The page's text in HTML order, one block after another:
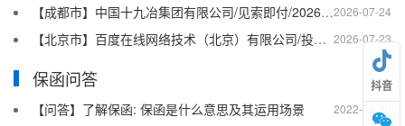
2026-07-24
【成都市】中国十九冶集团有限公司/见索即付/2026年银行履约保函四十一
2026-07-23
【北京市】百度在线网络技术（北京）有限公司/投标保函/2026银行投标保函十二
保函问答
2022-08-20
【问答】了解保函: 保函是什么意思及其运用场景
抖音